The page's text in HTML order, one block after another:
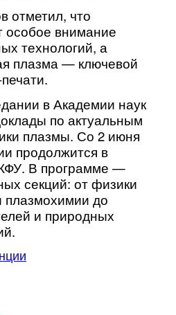
отметил, что
особое внимание
технологий, а
плазма — ключевой
в Академии наук
по актуальным
плазмы. Со 2 июня
продолжится в
В программе —
секций: от физики
плазмохимии до
и природных